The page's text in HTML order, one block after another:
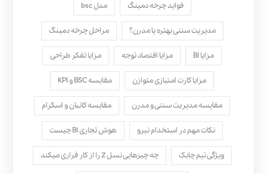
فواید چرخه دمینگ مدل bsc
مدیریت سنتی بهتره یا مدرن؟ مراحل چرخه دمینگ
مزایا BI مزایا اقتصاد توجه مزایا تفکر طراحی
مزایا کارت امتیازی متوازن مقایسه BSC و KPI
مقایسه مدیریت سنتی و مدرن مقایسه کانبان و اسکرام
نکات مهم در استخدام نیرو هوش تجاری BI چیست
ویژگی تیم چابک چه چیزهایی نسل Z را از کار فراری میکند